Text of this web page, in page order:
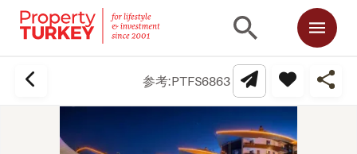
参考:PTFS6863